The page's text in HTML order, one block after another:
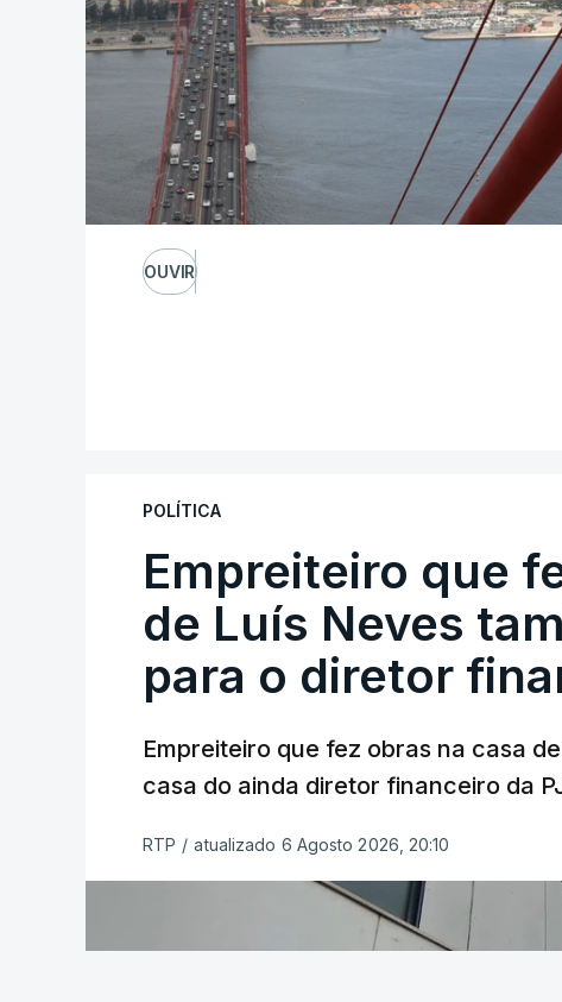
OUVIR
POLÍTICA
Empreiteiro que
de Luís Neves
para o diretor
Empreiteiro que fez obras na casa
casa do ainda diretor financeiro da
RTP / atualizado 6 Agosto 2026, 20:10